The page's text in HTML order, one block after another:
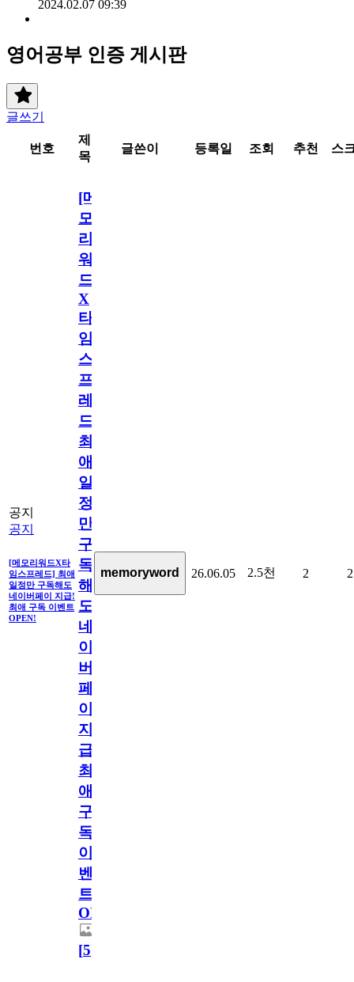
2024.02.07 09:39
영어공부 인증 게시판
글쓰기
번호
제
목
글쓴이 등록일 조회 추천 스
공지
공지
[메모리워드X타
임스프레드] 최애
일정만 구독해도
네이버페이 지급!
최애 구독 이벤트
OPEN!
[메
모
리
워
드
X
타
임
스
프
레
드]
최
애
일
정
만
구
독
해
도
네
이
버
페
이
지
급!
최
애
구
독
이
벤
트
OPEN!
[5]
memoryword 26.06.05 2.5천 2 2